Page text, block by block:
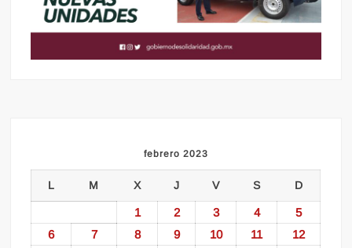
febrero 2023
L M X J V S D
1 2 3 4
5
6
7 8 9 10 11
12